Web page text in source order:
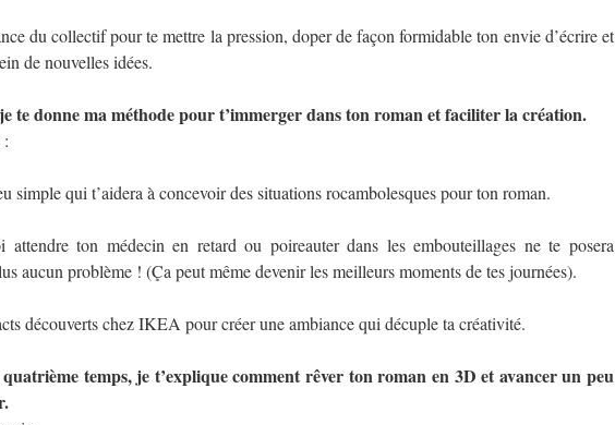
du collectif pour te mettre la pression, doper de façon formidable ton envie d’écrire et
de nouvelles idées.
te donne ma méthode pour t’immerger dans ton roman et faciliter la création.
:
simple qui t’aidera à concevoir des situations rocambolesques pour ton roman.
ton médecin en retard ou poireauter dans les embouteillages ne te posera
aucun problème ! (Ça peut même devenir les meilleurs moments de tes journées).
découverts chez IKEA pour créer une ambiance qui décuple ta créativité.
temps, je t’explique comment rêver ton roman en 3D et avancer un peu